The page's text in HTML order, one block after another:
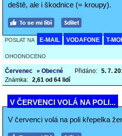
deště, ale i škodnice (= kroupy).
POSLAT NA E-MAIL VODAFONE T-
OHODNOCENO
Červenec » Obecné Přidáno: 5. 7.
Známka: 2,61 od 64 lidí
V ČERVENCI VOLÁ NA POLI...
V červenci volá na poli křepelka